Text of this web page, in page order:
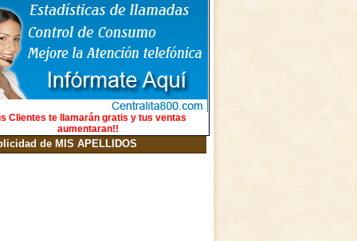
Clientes te llamarán gratis y tus ventas
aumentaran!!
de MIS APELLIDOS